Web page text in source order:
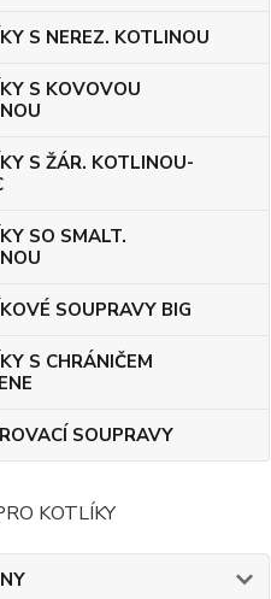
S NEREZ. KOTLINOU
S KOVOVOU
S ŽÁR. KOTLINOU-
SO SMALT.
SOUPRAVY BIG
S CHRÁNIČEM
SOUPRAVY
KOTLÍKY